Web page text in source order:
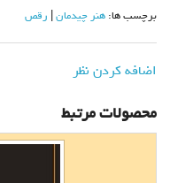
برچسب ها: هنر چیدمان رقص
اضافه کردن نظر
محصولات مرتبط